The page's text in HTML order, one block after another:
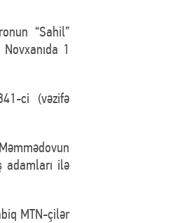
“Sahil”
1
ci (vəzifə
adamları ilə
MTN-çilər